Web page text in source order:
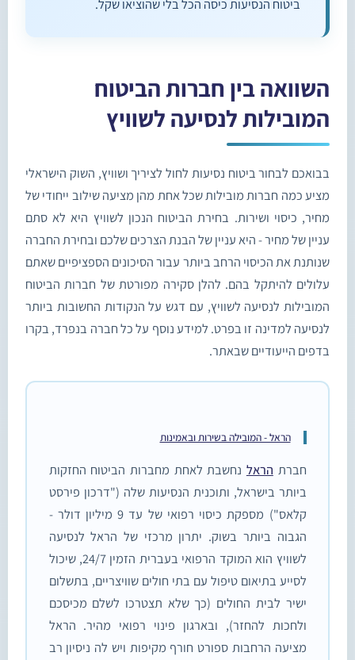
ביטוח הנסיעות כיסה הכל בלי שהוציאו שקל.
השוואה בין חברות הביטוח
המובילות לנסיעה לשוויץ
בבואכם לבחור ביטוח נסיעות לחול לציריך ושוויץ, השוק הישראלי
מציע כמה חברות מובילות שכל אחת מהן מציעה שילוב ייחודי של
מחיר, כיסוי ושירות. בחירת הביטוח הנכון לשוויץ היא לא סתם
עניין של מחיר - היא עניין של הבנת הצרכים שלכם ובחירת החברה
שנותנת את הכיסוי הרחב ביותר עבור הסיכונים הספציפיים שאתם
עלולים להיתקל בהם. להלן סקירה מפורטת של חברות הביטוח
המובילות לנסיעה לשוויץ, עם דגש על הנקודות החשובות ביותר
לנסיעה למדינה זו בפרט. למידע נוסף על כל חברה בנפרד, בקרו
בדפים הייעודיים שבאתר.
הראל - המובילה בשירות ובאמינות
חברת הראלנחשבת לאחת מחברות הביטוח החזקות
ביותר בישראל, ותוכנית הנסיעות שלה ("דרכון פירסט
קלאס") מספקת כיסוי רפואי של עד 9 מיליון דולר -
הגבוה ביותר בשוק. יתרון מרכזי של הראל לנסיעה
לשוויץ הוא המוקד הרפואי בעברית הזמין 24/7, שיכול
לסייע בתיאום טיפול עם בתי חולים שוויצריים, בתשלום
ישיר לבית החולים (כך שלא תצטרכו לשלם מכיסכם
ולחכות להחזר), ובארגון פינוי רפואי מהיר. הראל
מציעה הרחבות ספורט חורף מקיפות ויש לה ניסיון רב